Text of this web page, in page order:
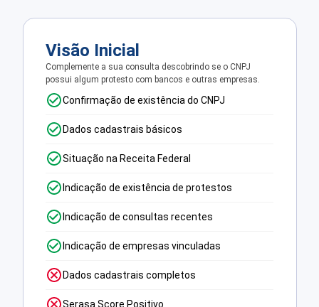
Visão Inicial
Complemente a sua consulta descobrindo se o CNPJ
possui algum protesto com bancos e outras empresas.
Confirmação de existência do CNPJ
Dados cadastrais básicos
Situação na Receita Federal
Indicação de existência de protestos
Indicação de consultas recentes
Indicação de empresas vinculadas
Dados cadastrais completos
Serasa Score Positivo